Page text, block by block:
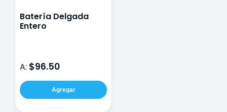
Batería Delgada
Entero
A: $96.50
Agregar